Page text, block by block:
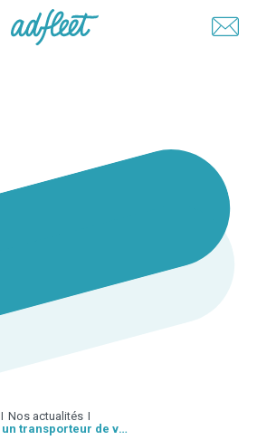
I Nos actualités I
Pourquoi faire appel à un transporteur de véhicules ?